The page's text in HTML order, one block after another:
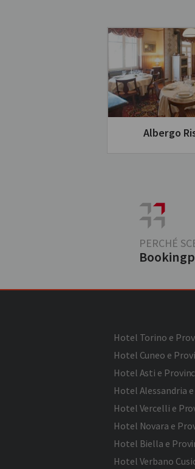
Albergo
PERCHÉ
Hotel Torino e
Hotel Cuneo e
Hotel Asti e
Hotel Alessandria
Hotel Vercelli e
Hotel Novara e
Hotel Biella e
Hotel Verbano